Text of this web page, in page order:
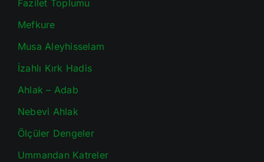
Fazilet Toplumu
Mefkure
Musa Aleyhisselam
İzahlı Kırk Hadis
Ahlak – Adab
Nebevi Ahlak
Ölçüler Dengeler
Ummandan Katreler